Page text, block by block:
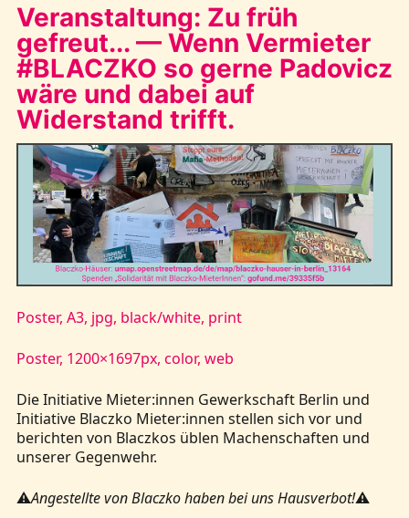
Veranstaltung: Zu früh
gefreut... — Wenn Vermieter
#BLACZKO so gerne Padovicz
wäre und dabei auf
Widerstand trifft.
Poster, A3, jpg, black/white, print
Poster, 1200×1697px, color, web
Die Initiative Mieter:innen Gewerkschaft Berlin und
Initiative Blaczko Mieter:innen stellen sich vor und
berichten von Blaczkos üblen Machenschaften und
unserer Gegenwehr.
⚠️Angestellte von Blaczko haben bei uns Hausverbot!⚠️